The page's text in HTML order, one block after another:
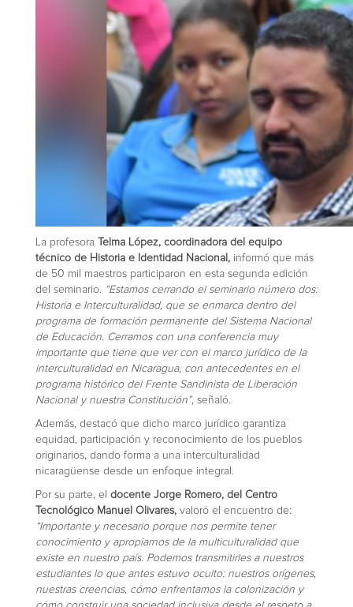
La profesora Telma López, coordinadora del equipo
técnico de Historia e Identidad Nacional, informó que más
de 50 mil maestros participaron en esta segunda edición
del seminario.
“Estamos cerrando el seminario número dos:
Historia e Interculturalidad, que se enmarca dentro del
programa de formación permanente del Sistema Nacional
de Educación. Cerramos con una conferencia muy
importante que tiene que ver con el marco jurídico de la
interculturalidad en Nicaragua, con antecedentes en el
programa histórico del Frente Sandinista de Liberación
Nacional y nuestra Constitución”, señaló.
Además, destacó que dicho marco jurídico garantiza
equidad, participación y reconocimiento de los pueblos
originarios, dando forma a una interculturalidad
nicaragüense desde un enfoque integral.
Por su parte, el docente Jorge Romero, del Centro
Tecnológico Manuel Olivares, valoró el encuentro de:
“Importante y necesario porque nos permite tener
conocimiento y apropiarnos de la multiculturalidad que
existe en nuestro país. Podemos transmitirles a nuestros
estudiantes lo que antes estuvo oculto: nuestros orígenes,
nuestras creencias, cómo enfrentamos la colonización y